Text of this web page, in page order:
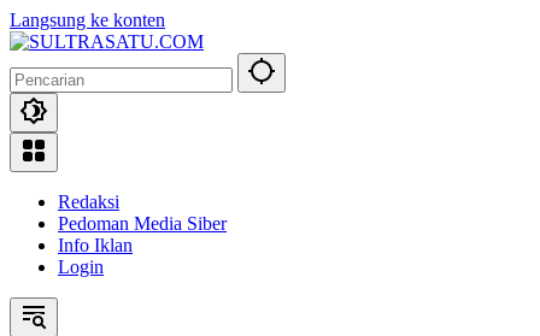
Langsung ke konten
Redaksi
Pedoman Media Siber
Info Iklan
Login